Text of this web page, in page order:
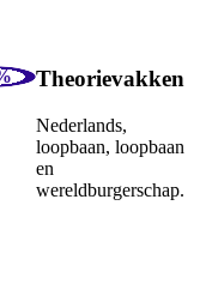
Theorievakken
Nederlands,
loopbaan, loopbaan
en
wereldburgerschap.